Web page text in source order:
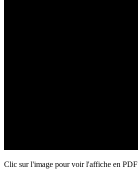
Clic sur l'image pour voir l'affiche en PDF